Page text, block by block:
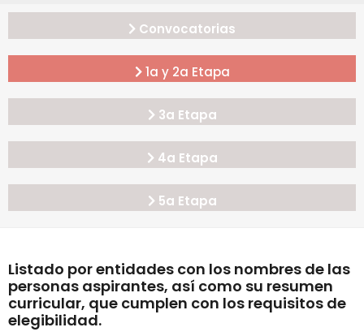
Convocatorias
1a y 2a Etapa
3a Etapa
4a Etapa
5a Etapa
Listado por entidades con los nombres de las
personas aspirantes, así como su resumen
curricular, que cumplen con los requisitos de
elegibilidad.